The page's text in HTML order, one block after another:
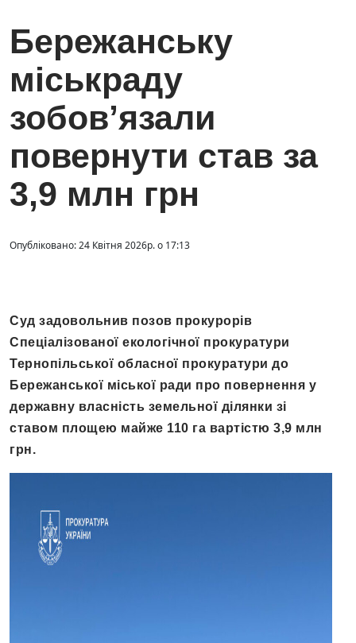
Бережанську
міськраду
зобов’язали
повернути став за
3,9 млн грн
Опубліковано: 24 Квітня 2026р. о 17:13
Суд задовольнив позов прокурорів
Спеціалізованої екологічної прокуратури
Тернопільської обласної прокуратури до
Бережанської міської ради про повернення у
державну власність земельної ділянки зі
ставом площею майже 110 га вартістю 3,9 млн
грн.